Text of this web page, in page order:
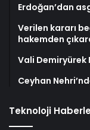
Erdoğan’dan
Verilen kararı
hakemden
Vali
Ceyhan
Teknoloji